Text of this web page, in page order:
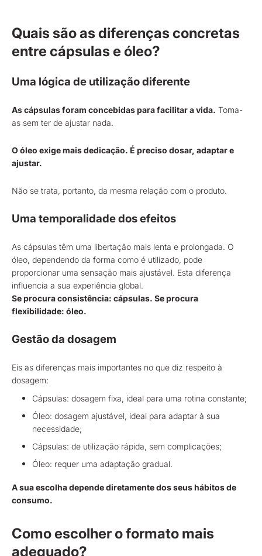
Quais são as diferenças concretas
entre cápsulas e óleo?
Uma lógica de utilização diferente
As cápsulas foram concebidas para facilitar a vida. Toma-
as sem ter de ajustar nada.
O óleo exige mais dedicação. É preciso dosar, adaptar e
ajustar.
Não se trata, portanto, da mesma relação com o produto.
Uma temporalidade dos efeitos
As cápsulas têm uma libertação mais lenta e prolongada. O
óleo, dependendo da forma como é utilizado, pode
proporcionar uma sensação mais ajustável. Esta diferença
influencia a sua experiência global.
Se procura consistência: cápsulas. Se procura
flexibilidade: óleo.
Gestão da dosagem
Eis as diferenças mais importantes no que diz respeito à
dosagem:
Cápsulas: dosagem fixa, ideal para uma rotina constante;
Óleo: dosagem ajustável, ideal para adaptar à sua
necessidade;
Cápsulas: de utilização rápida, sem complicações;
Óleo: requer uma adaptação gradual.
A sua escolha depende diretamente dos seus hábitos de
consumo.
Como escolher o formato mais
adequado?